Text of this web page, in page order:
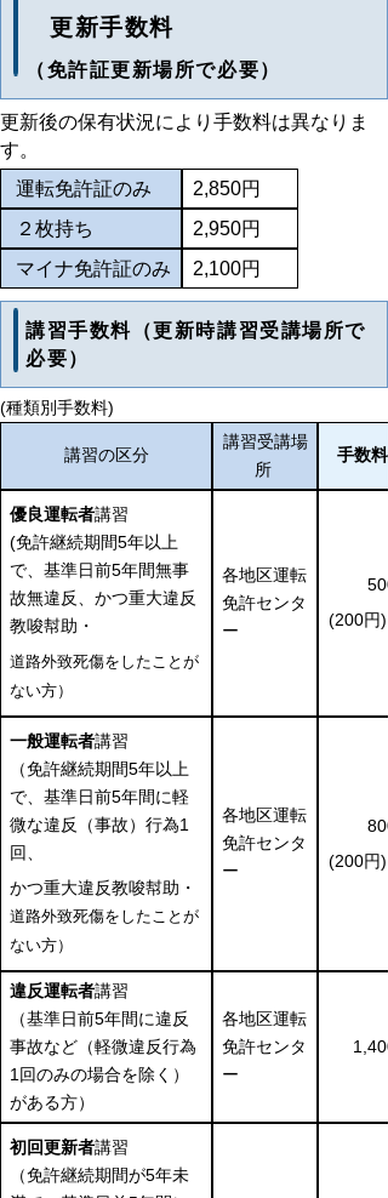
更新手数料
（免許証更新場所で必要）
更新後の保有状況により手数料は異なりま
す。
運転免許証のみ
2,850円
２枚持ち
2,950円
マイナ免許証のみ
2,100円
講習手数料（更新時講習受講場所で
必要）
(種類別手数料)
講習の区分
講習受講場
所
手数料
優良運転者講習
(免許継続期間5年以上
で、基準日前5年間無事
故無違反、かつ重大違反
教唆幇助・
道路外致死傷をしたことが
ない方）
各地区運転
免許センタ
ー
(200円
一般運転者講習
（免許継続期間5年以上
で、基準日前5年間に軽
微な違反（事故）行為1
回、
かつ重大違反教唆幇助・
道路外致死傷を したことが
ない方）
各地区運転
免許センタ
ー
(200円
違反運転者講習
（基準日前5年間に違反
事故など（軽微違反行為
1回のみの場合を除く）
がある方）
各地区運転
免許センタ
ー
初回更新者講習
（免許継続期間が5年未